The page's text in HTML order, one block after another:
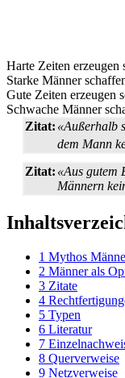
Harte Zeiten erzeugen
Starke Männer
Gute Zeiten erzeugen
Schwache Männer
Zitat: «Außerhalb
dem Mann
Zitat: «Aus gutem
Männern
1 Mythos
2 Männer als
3 Zitate
4
5 Typen
6 Literatur
7
8 Querverweise
9 Netzverweise